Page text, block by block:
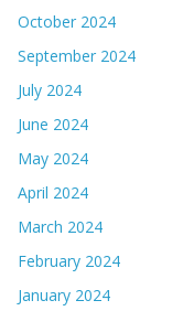
October 2024
September 2024
July 2024
June 2024
May 2024
April 2024
March 2024
February 2024
January 2024